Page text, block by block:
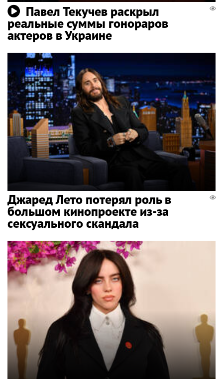
Павел Текучев раскрыл
реальные суммы гонораров
актеров в Украине
Джаред Лето потерял роль в
большом кинопроекте из-за
сексуального скандала